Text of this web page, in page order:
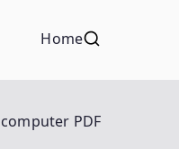
Home
PDF